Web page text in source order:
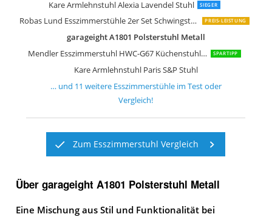
Kare Armlehnstuhl Alexia Lavendel Stuhl SIEGER
Robas Lund Esszimmerstühle 2er Set Schwingstuhl Petrol PREIS-LEISTUNG
garageight A1801 Polsterstuhl Metall
Mendler Esszimmerstuhl HWC-G67 Küchenstuhl Stuhl
SPARTIPP
Kare Armlehnstuhl Paris S&P Stuhl
Kare Design Armlehnstuhl Cheerio
Kare Armlehnstuhl Monaco Nougat
Kare Design Stuhl Ko Lanta 2er Set
B&D home Esszimmerstuhl drehbar
Kare Design Stuhl Lara 2er Set
AC Design Furniture Trine
… und 11 weitere Esszimmerstühleim Test oder
Vergleich!
Zum Esszimmerstuhl Vergleich
Über garageight A1801 Polsterstuhl Metall
Eine Mischung aus Stil und Funktionalität bei